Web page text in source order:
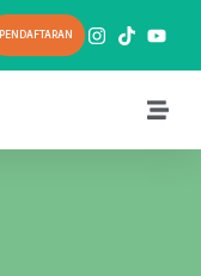
PENDAFTARAN